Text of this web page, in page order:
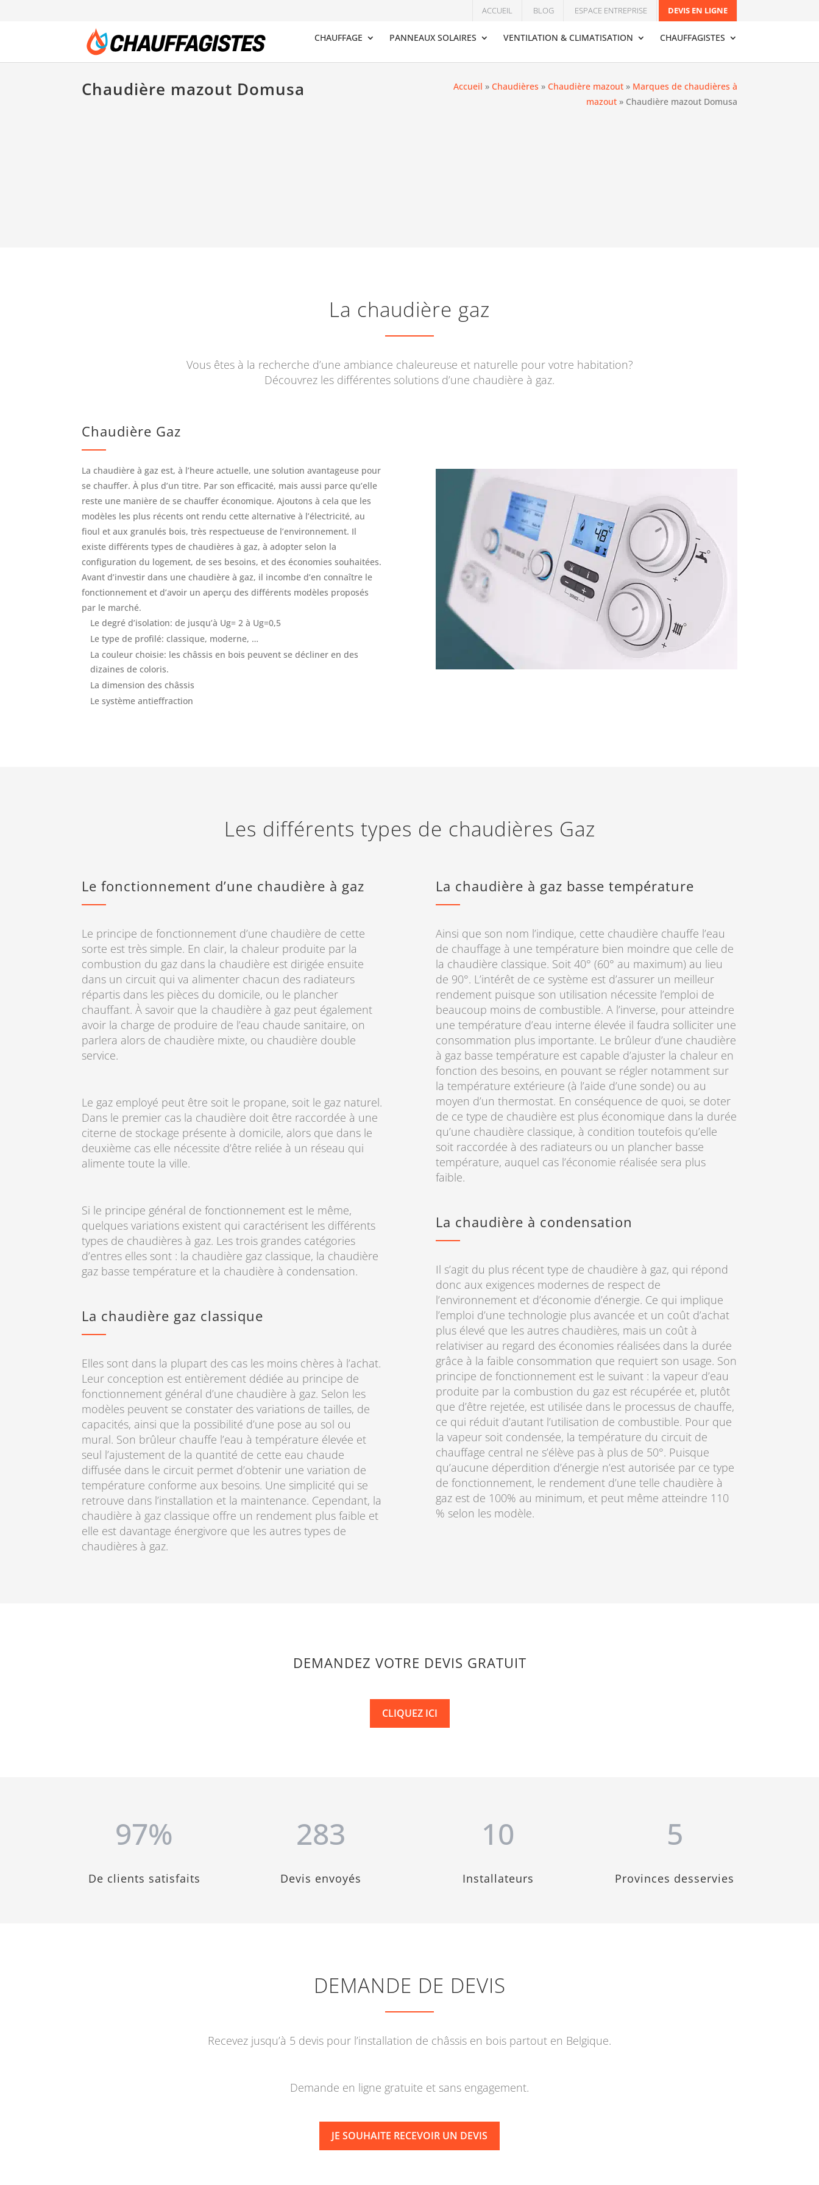
ACCUEIL BLOG ESPACE ENTREPRISE DEVIS EN LIGNE
CHAUFFAGE PANNEAUX SOLAIRES VENTILATION & CLIMATISATION CHAUFFAGISTES
Chaudière mazout Domusa Accueil » Chaudières » Chaudière mazout» Marques de chaudières à
mazout» Chaudière mazout Domusa
La chaudière gaz
Vous êtes à la recherche d’une ambiance chaleureuse et naturelle pour votre habitation?
Découvrez les différentes solutions d’une chaudière à gaz.
Chaudière Gaz
La chaudière à gaz est, à l’heure actuelle, une solution avantageuse pour
se chauffer. À plus d’un titre. Par son efficacité, mais aussi parce qu’elle
reste une manière de se chauffer économique. Ajoutons à cela que les
modèles les plus récents ont rendu cette alternative à l’électricité, au
fioul et aux granulés bois, très respectueuse de l’environnement. Il
existe différents types de chaudières à gaz, à adopter selon la
configuration du logement, de ses besoins, et des économies souhaitées.
Avant d’investir dans une chaudière à gaz, il incombe d’en connaître le
fonctionnement et d’avoir un aperçu des différents modèles proposés
par le marché.
Le degré d’isolation: de jusqu’à Ug= 2 à Ug=0,5
Le type de profilé: classique, moderne, …
La couleur choisie: les châssis en bois peuvent se décliner en des
dizaines de coloris.
La dimension des châssis
Le système antieffraction
Les différents types de chaudières Gaz
Le fonctionnement d’une chaudière à gaz
Le principe de fonctionnement d’une chaudière de cette
sorte est très simple. En clair, la chaleur produite par la
combustion du gaz dans la chaudière est dirigée ensuite
dans un circuit qui va alimenter chacun des radiateurs
répartis dans les pièces du domicile, ou le plancher
chauffant. À savoir que la chaudière à gaz peut également
avoir la charge de produire de l’eau chaude sanitaire, on
parlera alors de chaudière mixte, ou chaudière double
service.
Le gaz employé peut être soit le propane, soit le gaz naturel.
Dans le premier cas la chaudière doit être raccordée à une
citerne de stockage présente à domicile, alors que dans le
deuxième cas elle nécessite d’être reliée à un réseau qui
alimente toute la ville.
Si le principe général de fonctionnement est le même,
quelques variations existent qui caractérisent les différents
types de chaudières à gaz. Les trois grandes catégories
d’entres elles sont : la chaudière gaz classique, la chaudière
gaz basse température et la chaudière à condensation.
La chaudière gaz classique
Elles sont dans la plupart des cas les moins chères à l’achat.
Leur conception est entièrement dédiée au principe de
fonctionnement général d’une chaudière à gaz. Selon les
modèles peuvent se constater des variations de tailles, de
capacités, ainsi que la possibilité d’une pose au sol ou
mural. Son brûleur chauffe l’eau à température élevée et
seul l’ajustement de la quantité de cette eau chaude
diffusée dans le circuit permet d’obtenir une variation de
température conforme aux besoins. Une simplicité qui se
retrouve dans l’installation et la maintenance. Cependant, la
chaudière à gaz classique offre un rendement plus faible et
elle est davantage énergivore que les autres types de
chaudières à gaz.
La chaudière à gaz basse température
Ainsi que son nom l’indique, cette chaudière chauffe l’eau
de chauffage à une température bien moindre que celle de
la chaudière classique. Soit 40° (60° au maximum) au lieu
de 90°. L’intérêt de ce système est d’assurer un meilleur
rendement puisque son utilisation nécessite l’emploi de
beaucoup moins de combustible. A l’inverse, pour atteindre
une température d’eau interne élevée il faudra solliciter une
consommation plus importante. Le brûleur d’une chaudière
à gaz basse température est capable d’ajuster la chaleur en
fonction des besoins, en pouvant se régler notamment sur
la température extérieure (à l’aide d’une sonde) ou au
moyen d’un thermostat. En conséquence de quoi, se doter
de ce type de chaudière est plus économique dans la durée
qu’une chaudière classique, à condition toutefois qu’elle
soit raccordée à des radiateurs ou un plancher basse
température, auquel cas l’économie réalisée sera plus
faible.
La chaudière à condensation
Il s’agit du plus récent type de chaudière à gaz, qui répond
donc aux exigences modernes de respect de
l’environnement et d’économie d’énergie. Ce qui implique
l’emploi d’une technologie plus avancée et un coût d’achat
plus élevé que les autres chaudières, mais un coût à
relativiser au regard des économies réalisées dans la durée
grâce à la faible consommation que requiert son usage. Son
principe de fonctionnement est le suivant : la vapeur d’eau
produite par la combustion du gaz est récupérée et, plutôt
que d’être rejetée, est utilisée dans le processus de chauffe,
ce qui réduit d’autant l’utilisation de combustible. Pour que
la vapeur soit condensée, la température du circuit de
chauffage central ne s’élève pas à plus de 50°. Puisque
qu’aucune déperdition d’énergie n’est autorisée par ce type
de fonctionnement, le rendement d’une telle chaudière à
gaz est de 100% au minimum, et peut même atteindre 110
% selon les modèle.
DEMANDEZ VOTRE DEVIS GRATUIT
CLIQUEZ ICI
97%
De clients satisfaits
283
Devis envoyés
10
Installateurs
5
Provinces desservies
DEMANDE DE DEVIS
Recevez jusqu’à 5 devis pour l’installation de châssis en bois partout en Belgique.
Demande en ligne gratuite et sans engagement.
JE SOUHAITE RECEVOIR UN DEVIS